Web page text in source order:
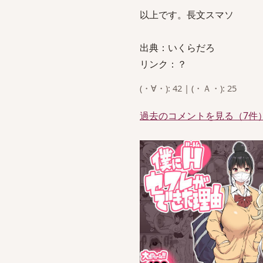
以上です。長文スマソ
出典：いくらだろ
リンク：？
(・∀・): 42 | (・Ａ・): 25
過去のコメントを見る（7件